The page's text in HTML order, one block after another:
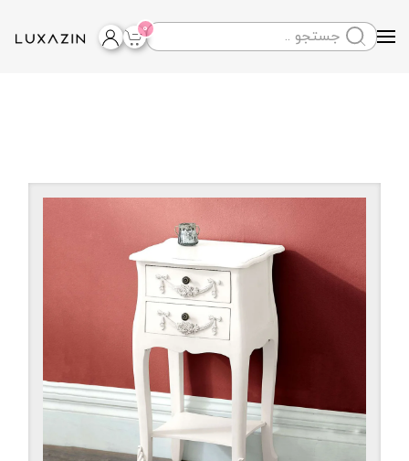
Skip to main content
0